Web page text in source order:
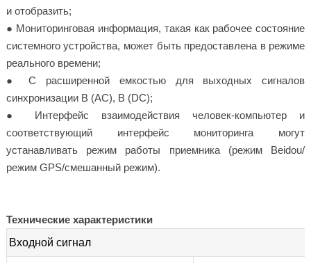
и отобразить;
● Мониторинговая информация, такая как рабочее состояние
системного устройства, может быть предоставлена в режиме
реального времени;
● С расширенной емкостью для выходных сигналов
синхронизации B (AC), B (DC);
● Интерфейс взаимодействия человек-компьютер и
соответствующий интерфейс мониторинга могут
устанавливать режим работы приемника (режим Beidou/
режим GPS/смешанный режим).
Технические характеристики
Входной сигнал